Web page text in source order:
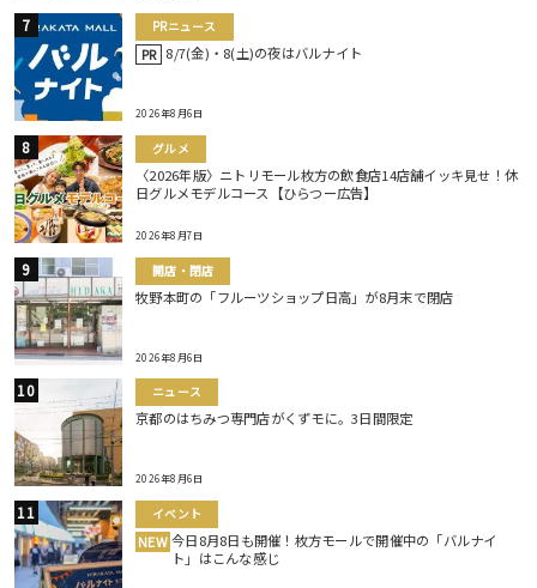
PRニュース
PR 8/7(金)・8(土)の夜はバルナイト
2026年8月6日
グルメ
〈2026年版〉ニトリモール枚方の飲食店14店舗イッキ見せ！休
日グルメモデルコース【ひらつー広告】
2026年8月7日
開店・閉店
牧野本町の「フルーツショップ日高」が8月末で閉店
2026年8月6日
ニュース
京都のはちみつ専門店がくずモに。3日間限定
2026年8月6日
イベント
NEW 今日8月8日も開催！枚方モールで開催中の「バルナイ
ト」はこんな感じ